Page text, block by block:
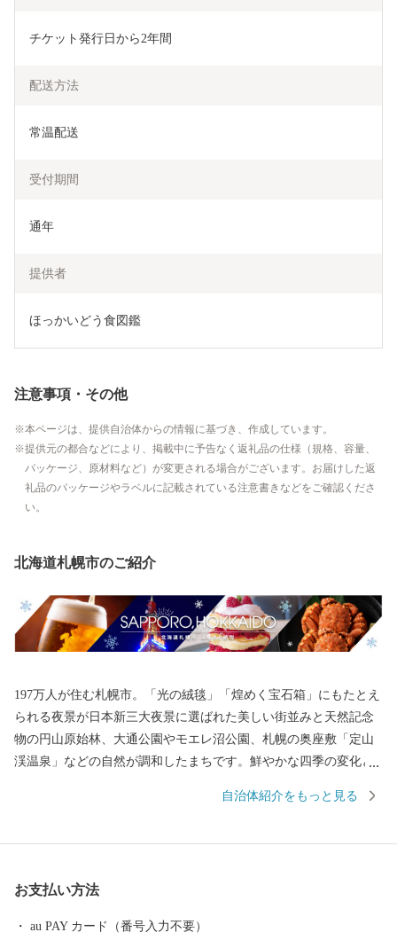
チケット発行日から2年間
配送方法
常温配送
受付期間
通年
提供者
ほっかいどう食図鑑
注意事項・その他
本ページは、提供自治体からの情報に基づき、作成しています。
提供元の都合などにより、掲載中に予告なく返礼品の仕様（規格、容量、
パッケージ、原材料など）が変更される場合がございます。お届けした返
礼品のパッケージやラベルに記載されている注意書きなどをご確認くださ
い。
北海道札幌市のご紹介
197万人が住む札幌市。「光の絨毯」「煌めく宝石箱」にもたとえ
られる夜景が日本新三大夜景に選ばれた美しい街並みと天然記念
物の円山原始林、大通公園やモエレ沼公園、札幌の奥座敷「定山
渓温泉」などの自然が調和したまちです。鮮やかな四季の変化と
一緒に北海道各地から届いた新鮮な食材を使った料理を楽しむ豊
自治体紹介をもっと見る
お支払い方法
au PAY カード（番号入力不要）